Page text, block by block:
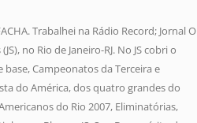
Trabalhei na Rádio Record; Jornal O
no Rio de Janeiro-RJ. No JS cobri o
Campeonatos da Terceira e
do América, dos quatro grandes do
do Rio 2007, Eliminatórias,